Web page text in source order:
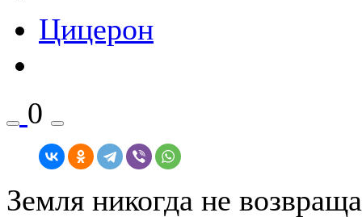
Цицерон
0
Земля никогда не